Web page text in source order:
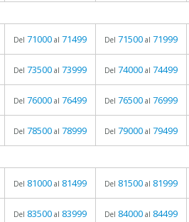
Del 71000 al 71499 Del 71500 al 71999
Del 73500 al 73999 Del 74000 al 74499
Del 76000 al 76499 Del 76500 al 76999
Del 78500 al 78999 Del 79000 al 79499
Del 81000 al 81499 Del 81500 al 81999
Del 83500 al 83999 Del 84000 al 84499